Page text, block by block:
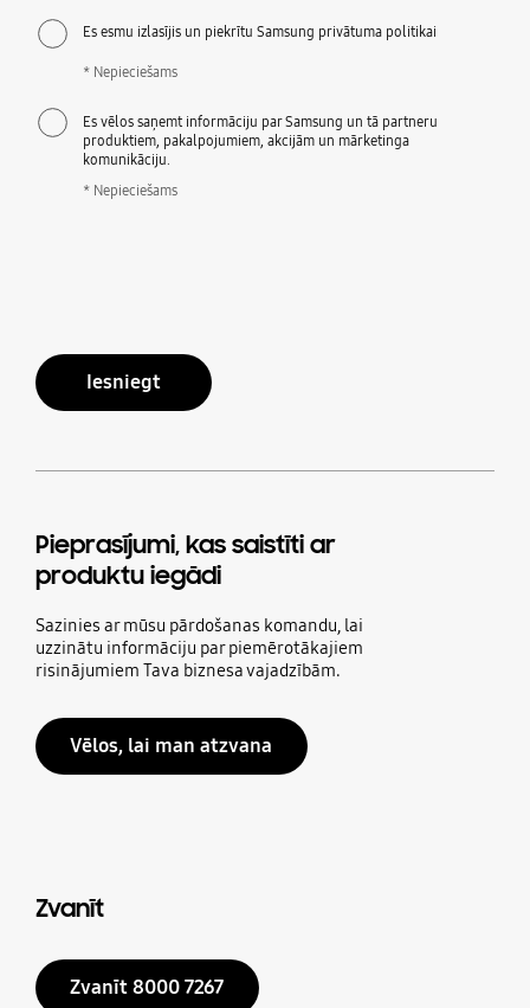
Es esmu izlasījis un piekrītu Samsung privātuma politikai
* Nepieciešams
Es vēlos saņemt informāciju par Samsung un tā partneru
produktiem, pakalpojumiem, akcijām un mārketinga
komunikāciju.
* Nepieciešams
Iesniegt
Pieprasījumi, kas saistīti ar
produktu iegādi
Sazinies ar mūsu pārdošanas komandu, lai
uzzinātu informāciju par piemērotākajiem
risinājumiem Tava biznesa vajadzībām.
Vēlos, lai man atzvana
Zvanīt
Zvanīt 8000 7267